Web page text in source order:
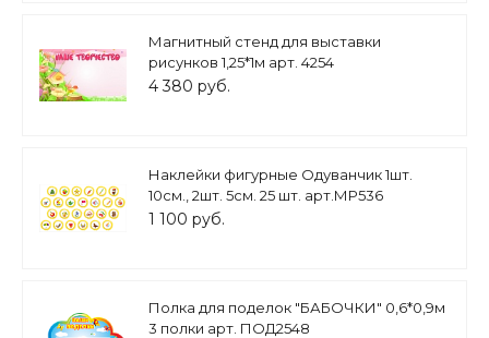
Магнитный стенд для выставки
рисунков 1,25*1м арт. 4254
4 380 руб.
Наклейки фигурные Одуванчик 1шт.
10см., 2шт. 5см. 25 шт. арт.МР536
1 100 руб.
Полка для поделок "БАБОЧКИ" 0,6*0,9м
3 полки арт. ПОД2548